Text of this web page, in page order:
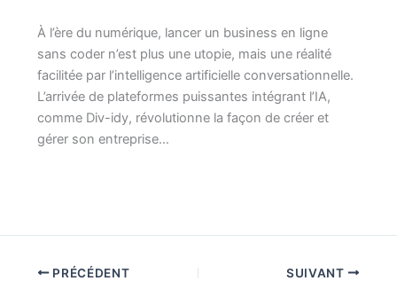
À l’ère du numérique, lancer un business en ligne
sans coder n’est plus une utopie, mais une réalité
facilitée par l’intelligence artificielle conversationnelle.
L’arrivée de plateformes puissantes intégrant l’IA,
comme Div-idy, révolutionne la façon de créer et
gérer son entreprise…
PRÉCÉDENT SUIVANT